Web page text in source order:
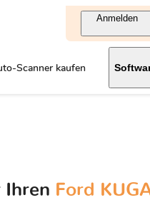
Anmelden
Scanner kaufen
Ihren Ford